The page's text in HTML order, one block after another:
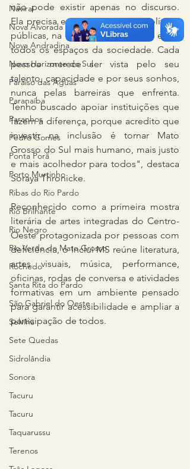
Naviraí
Nova Alvorada do Sul
Nova Andradina
Novo Horizonte do Sul
Paraíso das Águas
Paranaíba
Paranhos
Pedro Gomes
Ponta Porã
Porto Murtinho
Ribas do Rio Pardo
Rio Brilhante
Rio Negro
Rio Verde do Mato Grosso
Rochedo
Santa Rita do Pardo
São Gabriel do Oeste
Selvíria
Sete Quedas
Sidrolândia
Sonora
Tacuru
Tacuru
Taquarussu
Terenos
não pode existir apenas no discurso.
Ela precisa estar presente nas políticas
públicas, na cultura, na educação e em
todos os espaços da sociedade. Cada
pessoa merece ser vista pelo seu
talento, capacidade e por seus sonhos,
nunca pelas barreiras que enfrenta.
Tenho buscado apoiar instituições que
fazem a diferença, porque acredito que
investir na inclusão é tornar Mato
Grosso do Sul mais humano, mais justo
e mais acolhedor para todos", destaca
Soraya Thronicke.
Reconhecido como a primeira mostra
literária de artes integradas do Centro-
Oeste protagonizada por pessoas com
deficiência, o Inclui MS reúne literatura,
artes visuais, música, performance,
oficinas, rodas de conversa e atividades
formativas em um ambiente pensado
para garantir acessibilidade e ampliar a
participação de todos.